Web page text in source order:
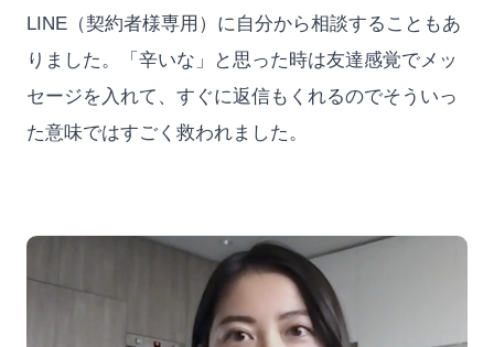
LINE（契約者様専用）に自分から相談することもあ
りました。「辛いな」と思った時は友達感覚でメッ
セージを入れて、すぐに返信もくれるのでそういっ
た意味ではすごく救われました。